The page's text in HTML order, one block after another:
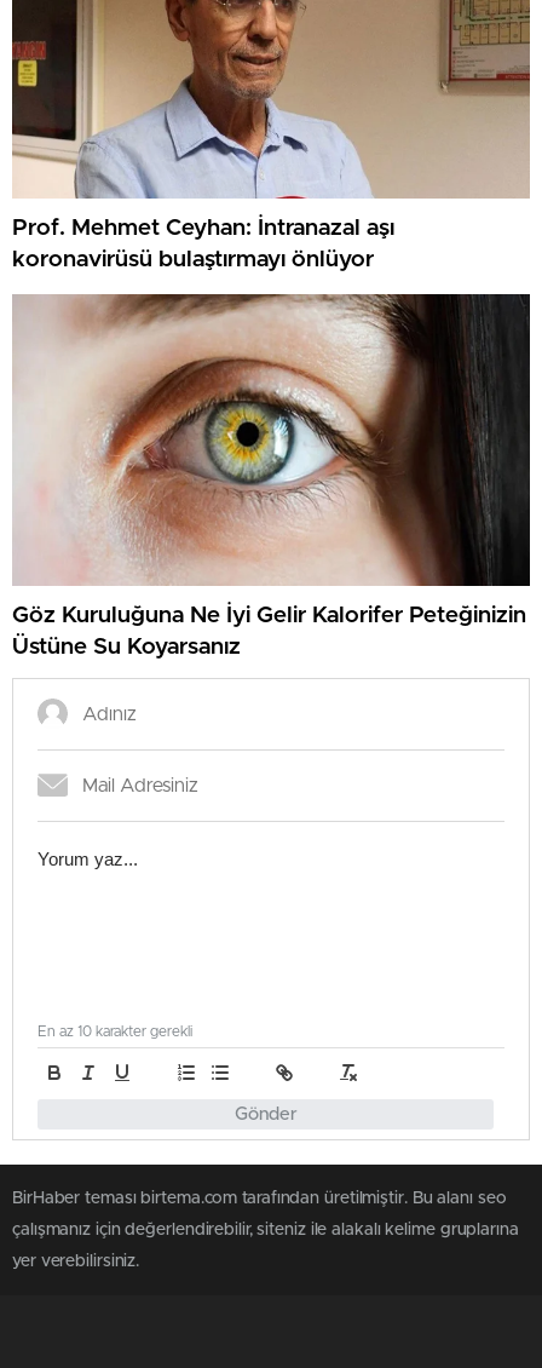
Prof. Mehmet Ceyhan: İntranazal aşı
koronavirüsü bulaştırmayı önlüyor
Göz Kuruluğuna Ne İyi Gelir Kalorifer Peteğinizin
Üstüne Su Koyarsanız
Gönder
En az 10 karakter gerekli
BirHaber teması birtema.com tarafından üretilmiştir. Bu alanı seo
çalışmanız için değerlendirebilir, siteniz ile alakalı kelime gruplarına
yer verebilirsiniz.